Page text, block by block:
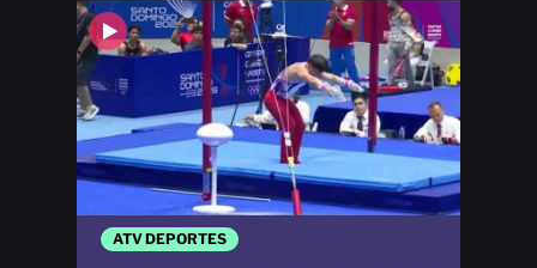
ATV DEPORTES